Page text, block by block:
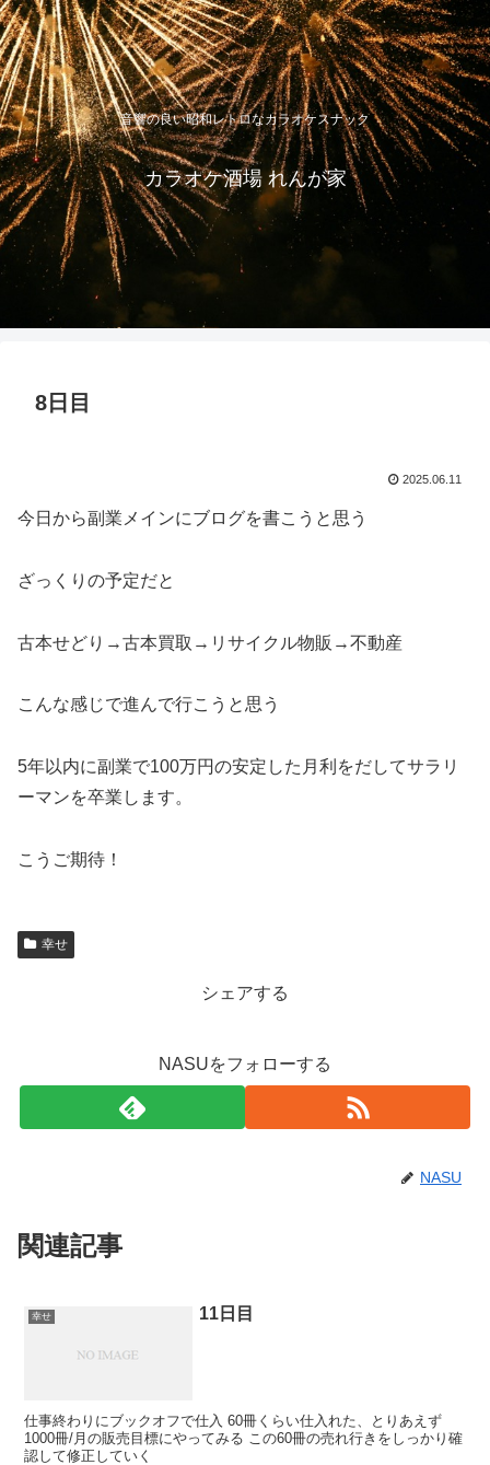
音響の良い昭和レトロなカラオケスナック
カラオケ酒場 れんが家
8日目
2025.06.11
今日から副業メインにブログを書こうと思う
ざっくりの予定だと
古本せどり→古本買取→リサイクル物販→不動産
こんな感じで進んで行こうと思う
5年以内に副業で100万円の安定した月利をだしてサラリ
ーマンを卒業します。
こうご期待！
幸せ
シェアする
NASUをフォローする
NASU
関連記事
幸せ 11日目
仕事終わりにブックオフで仕入 60冊くらい仕入れた、とりあえず
1000冊/月の販売目標にやってみる この60冊の売れ行きをしっかり確
認して修正していく